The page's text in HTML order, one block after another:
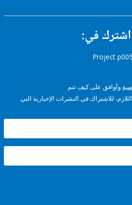
في:
على كيف تتم
في النشرات الإخبارية التي